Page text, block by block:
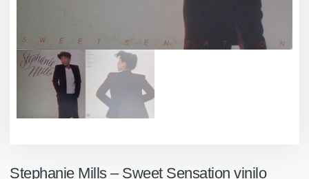
Stephanie Mills ‎– Sweet Sensation vinilo